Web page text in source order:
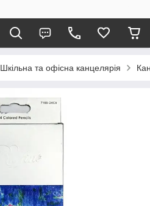
Шкільна та офісна канцелярія